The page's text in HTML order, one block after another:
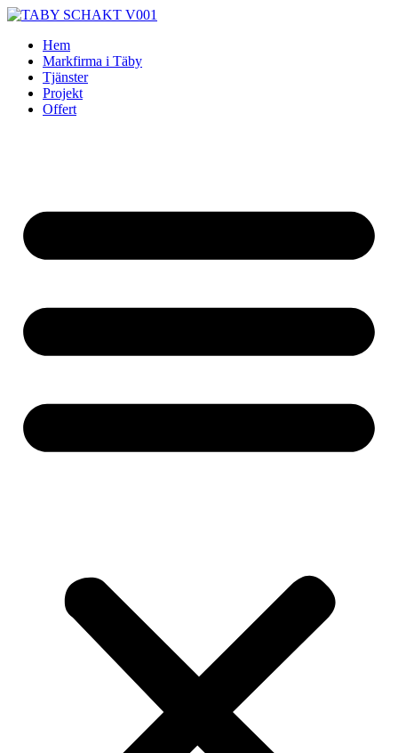
Skip
contentHem
Markfirma i Täby
Tjänster
Projekt
Offert